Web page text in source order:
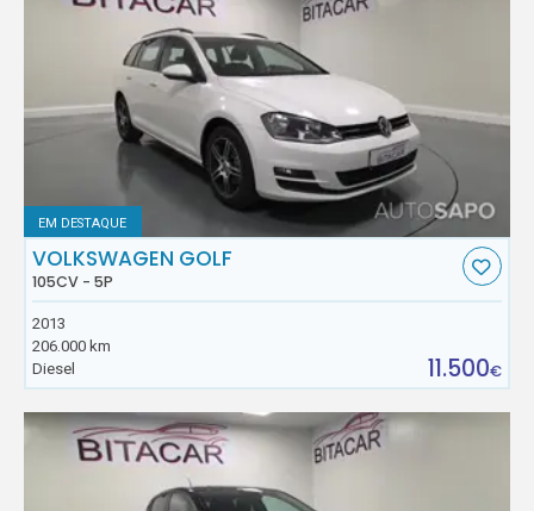
EM DESTAQUE
VOLKSWAGEN GOLF
105CV - 5P
2013
206.000 km
Diesel
11.500€